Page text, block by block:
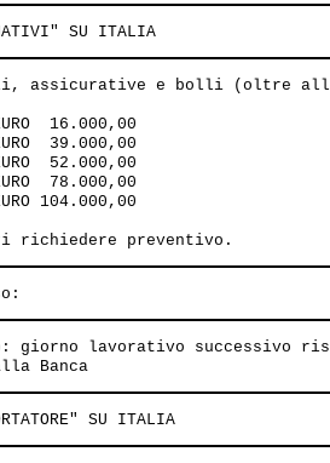
assicurative e bolli (oltre
16.000,00
39.000,00
52.000,00
78.000,00
104.000,00
giorno lavorativo successivo